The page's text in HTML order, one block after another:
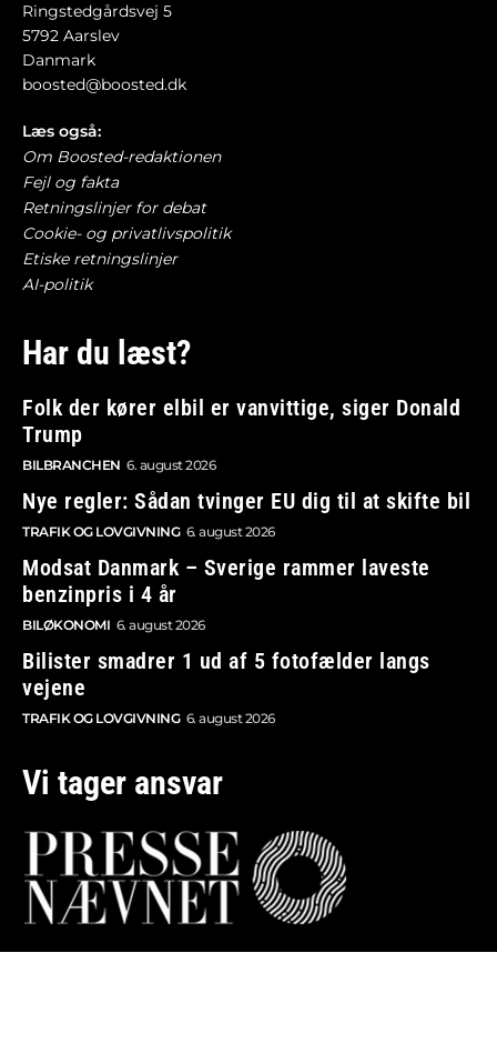
Ringstedgårdsvej 5
5792 Aarslev
Danmark
boosted@boosted.dk
Læs også:
Om Boosted-redaktionen
Fejl og fakta
Retningslinjer for debat
Cookie- og privatlivspolitik
Etiske retningslinjer
AI-politik
Har du læst?
Folk der kører elbil er vanvittige, siger Donald
Trump
BILBRANCHEN 6. august 2026
Nye regler: Sådan tvinger EU dig til at skifte bil
TRAFIK OG LOVGIVNING 6. august 2026
Modsat Danmark – Sverige rammer laveste
benzinpris i 4 år
BILØKONOMI 6. august 2026
Bilister smadrer 1 ud af 5 fotofælder langs
vejene
TRAFIK OG LOVGIVNING 6. august 2026
Vi tager ansvar